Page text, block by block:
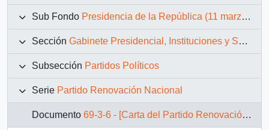
Sub Fondo Presidencia de la República (11 marzo 1990 – 11 marzo 1994)
Sección Gabinete Presidencial, Instituciones y Servicios
Subsección Partidos Políticos
Serie Partido Renovación Nacional
Documento 69-3-6 - [Carta del Partido Renovación Nacional al Presidente Patricio Aylwin]